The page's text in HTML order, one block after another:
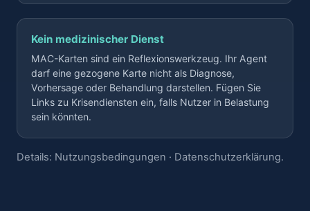
Kein medizinischer Dienst
MAC-Karten sind ein Reflexionswerkzeug. Ihr Agent
darf eine gezogene Karte nicht als Diagnose,
Vorhersage oder Behandlung darstellen. Fügen Sie
Links zu Krisendiensten ein, falls Nutzer in Belastung
sein könnten.
Details: Nutzungsbedingungen · Datenschutzerklärung.